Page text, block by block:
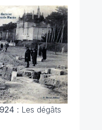
: Les dégâts